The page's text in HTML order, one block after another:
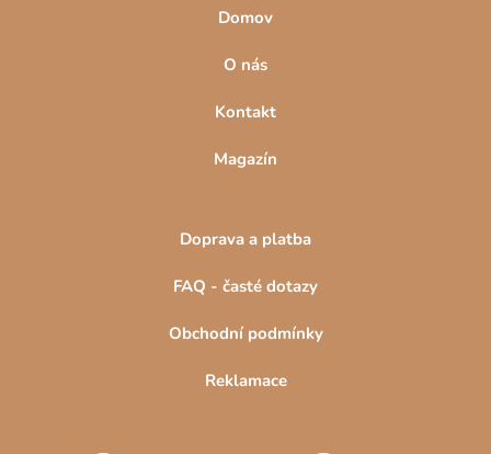
Domov
O nás
Kontakt
Magazín
Doprava a platba
FAQ - časté dotazy
Obchodní podmínky
Reklamace